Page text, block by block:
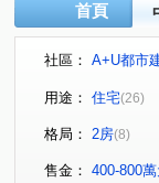
首頁
社區： A+U都市
精誠二十
精銳香草
大墩園邸
用途： 住宅(26)
格局： 2房(8)
售金： 400-800